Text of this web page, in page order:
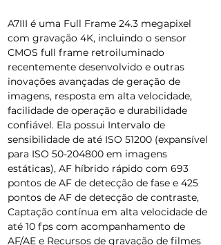
A7III é uma Full Frame 24.3 megapixel
com gravação 4K, incluindo o sensor
CMOS full frame retroiluminado
recentemente desenvolvido e outras
inovações avançadas de geração de
imagens, resposta em alta velocidade,
facilidade de operação e durabilidade
confiável. Ela possui Intervalo de
sensibilidade de até ISO 51200 (expansível
para ISO 50-204800 em imagens
estáticas), AF híbrido rápido com 693
pontos de AF de detecção de fase e 425
pontos de AF de detecção de contraste,
Captação contínua em alta velocidade de
até 10 fps com acompanhamento de
AF/AE e Recursos de gravação de filmes